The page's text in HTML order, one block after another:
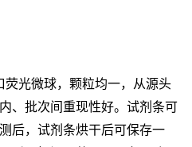
荧光微球，颗粒均一，从源头
、批次间重现性好。试剂条可
后，试剂条烘干后可保存一